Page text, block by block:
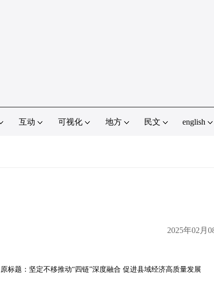
互动 可视化 地方 民文 english
2025年02月
原标题：坚定不移推动“四链”深度融合 促进县域经济高质量发展